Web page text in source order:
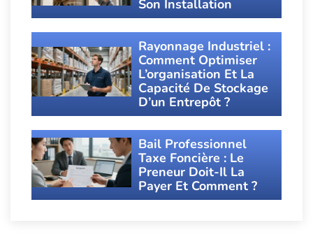
Son Installation
Rayonnage Industriel :
Comment Optimiser
L’organisation Et La
Capacité De Stockage
D’un Entrepôt ?
Bail Professionnel
Taxe Foncière : Le
Preneur Doit-Il La
Payer Et Comment ?